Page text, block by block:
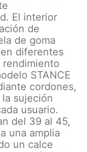
El interior
de
de goma
diferentes
STANCE
cordones,
sujeción
usuario.
del 39 al 45,
una amplia
un calce